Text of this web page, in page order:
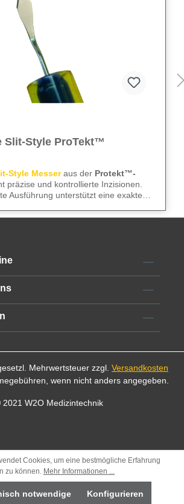
Slit-Style ProTekt™
Style Messeraus der Protekt™-
präzise und kontrollierte Inzisionen.
Ausführung unterstützt eine exakte
Messer überzeugt durch
Instrumente und zuverlässige
Mehrwertsteuer zzgl. Versandkosten
wenn nicht anders angegeben.
2021 W2O Medizintechnik
Cookies, um eine bestmögliche Erfahrung
zu können. Mehr Informationen ...
notwendige Konfigurieren